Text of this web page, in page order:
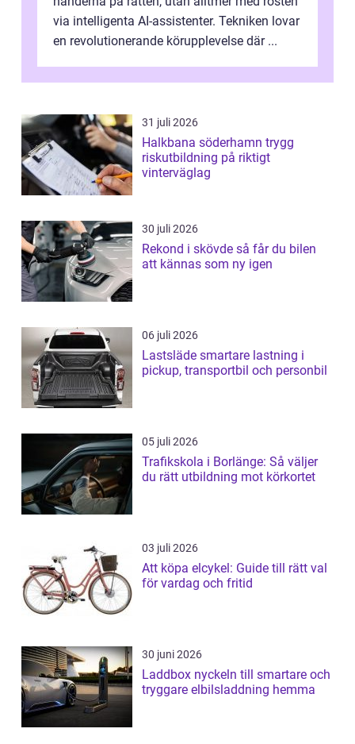
via intelligenta AI-assistenter. Tekniken lovar
en revolutionerande körupplevelse där ...
31 juli 2026
Halkbana söderhamn trygg
riskutbildning på riktigt
vinterväglag
30 juli 2026
Rekond i skövde så får du bilen
att kännas som ny igen
06 juli 2026
Lastsläde smartare lastning i
pickup, transportbil och personbil
05 juli 2026
Trafikskola i Borlänge: Så väljer
du rätt utbildning mot körkortet
03 juli 2026
Att köpa elcykel: Guide till rätt val
för vardag och fritid
30 juni 2026
Laddbox nyckeln till smartare och
tryggare elbilsladdning hemma